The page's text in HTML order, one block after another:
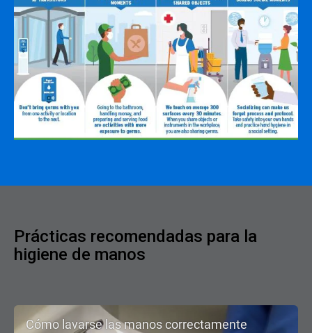
Cómo lavarse las manos correctamente
Prácticas recomendadas para la
higiene de manos